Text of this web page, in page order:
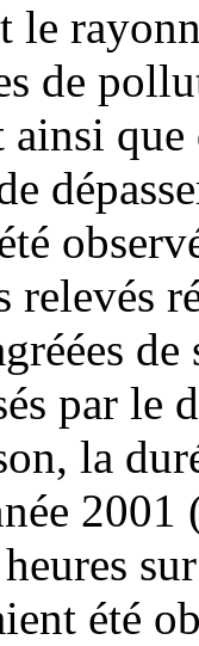
de
ainsi
relevés
par le
la
été